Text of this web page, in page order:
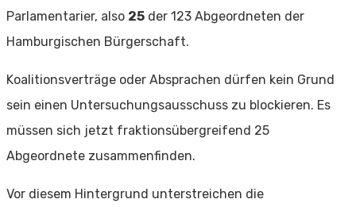
Parlamentarier, also 25 der 123 Abgeordneten der
Hamburgischen Bürgerschaft.
Koalitionsverträge oder Absprachen dürfen kein Grund
sein einen Untersuchungsausschuss zu blockieren. Es
müssen sich jetzt fraktionsübergreifend 25
Abgeordnete zusammenfinden.
Vor diesem Hintergrund unterstreichen die